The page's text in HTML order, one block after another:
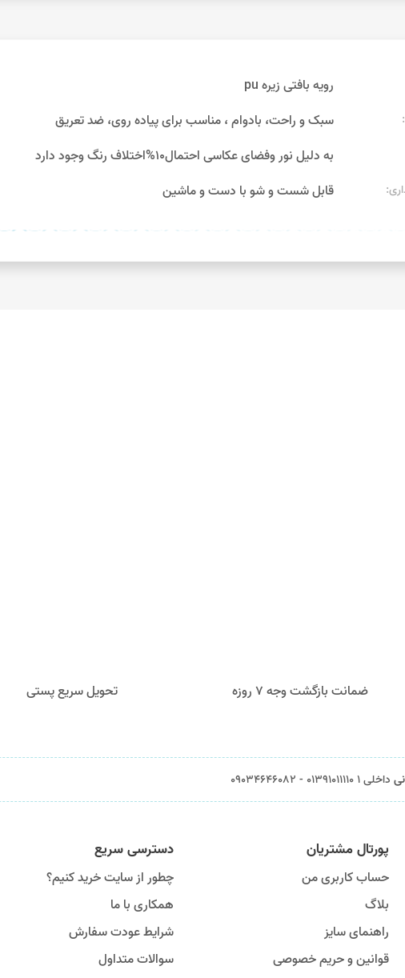
رویه بافتی زیره pu
سبک و راحت، بادوام ، مناسب برای پیاده روی، ضد تعریق
به دلیل نور وفضای عکاسی احتمال10%اختلاف رنگ وجود دارد
قابل شست و شو با دست و ماشین
ضمانت بازگشت وجه ۷ روزه تحویل سریع پستی
داخلی 1 01391011110 - 09034646082
پورتال مشتریان
حساب کاربری من
بلاگ
راهنمای سایز
قوانین و حریم خصوصی
دسترسی سریع
چطور از سایت خرید کنیم؟
همکاری با ما
شرایط عودت سفارش
سوالات متداول